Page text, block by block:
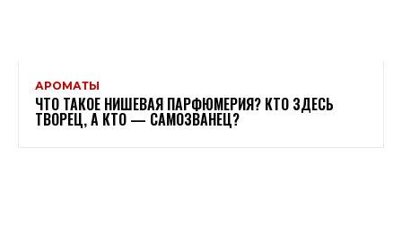
АРОМАТЫ
ЧТО ТАКОЕ НИШЕВАЯ ПАРФЮМЕРИЯ? КТО ЗДЕСЬ
ТВОРЕЦ, А КТО — САМОЗВАНЕЦ?